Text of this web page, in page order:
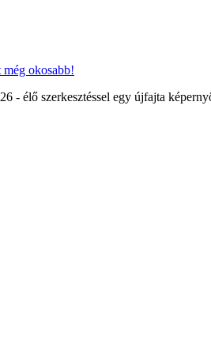
okosabb!
- élő szerkesztéssel egy újfajta